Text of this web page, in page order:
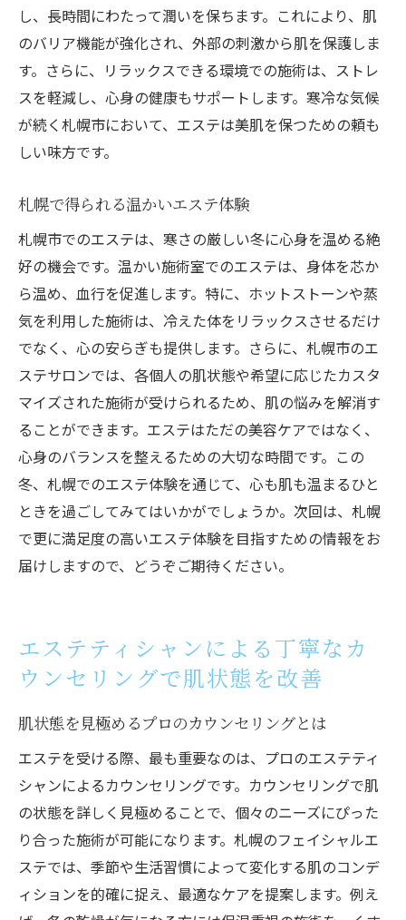
し、長時間にわたって潤いを保ちます。これにより、肌
のバリア機能が強化され、外部の刺激から肌を保護しま
す。さらに、リラックスできる環境での施術は、ストレ
スを軽減し、心身の健康もサポートします。寒冷な気候
が続く札幌市において、エステは美肌を保つための頼も
しい味方です。
札幌で得られる温かいエステ体験
札幌市でのエステは、寒さの厳しい冬に心身を温める絶
好の機会です。温かい施術室でのエステは、身体を芯か
ら温め、血行を促進します。特に、ホットストーンや蒸
気を利用した施術は、冷えた体をリラックスさせるだけ
でなく、心の安らぎも提供します。さらに、札幌市のエ
ステサロンでは、各個人の肌状態や希望に応じたカスタ
マイズされた施術が受けられるため、肌の悩みを解消す
ることができます。エステはただの美容ケアではなく、
心身のバランスを整えるための大切な時間です。この
冬、札幌でのエステ体験を通じて、心も肌も温まるひと
ときを過ごしてみてはいかがでしょうか。次回は、札幌
で更に満足度の高いエステ体験を目指すための情報をお
届けしますので、どうぞご期待ください。
エステティシャンによる丁寧なカ
ウンセリングで肌状態を改善
肌状態を見極めるプロのカウンセリングとは
エステを受ける際、最も重要なのは、プロのエステティ
シャンによるカウンセリングです。カウンセリングで肌
の状態を詳しく見極めることで、個々のニーズにぴった
り合った施術が可能になります。札幌のフェイシャルエ
ステでは、季節や生活習慣によって変化する肌のコンデ
ィションを的確に捉え、最適なケアを提案します。例え